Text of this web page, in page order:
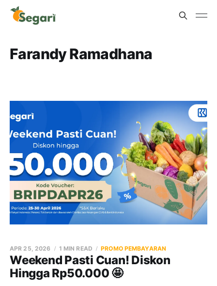
Farandy Ramadhana
Weekend Pasti Cuan! Diskon
Hingga Rp50.000 🤩
APR 25, 2026 1 MIN READ PROMO PEMBAYARAN